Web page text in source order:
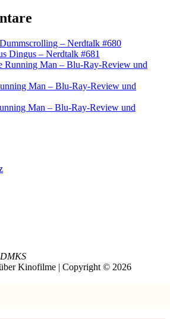
Dummscrolling – Nerdtalk #680
Dingus – Nerdtalk #681
Running Man – Blu-Ray-Review und
Man – Blu-Ray-Review und
Man – Blu-Ray-Review und
Kinofilme | Copyright © 2026